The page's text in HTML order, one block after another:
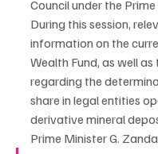
Council under the
During this session,
information on the
Wealth Fund, as well
regarding the
share in legal entities
derivative mineral
Prime Minister G.